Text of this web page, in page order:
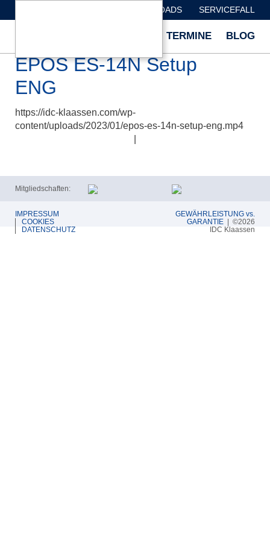
DOWNLOADS SERVICEFALL
TERMINE BLOG
EPOS ES-14N Setup
ENG
https://idc-klaassen.com/wp-
content/uploads/2023/01/epos-es-14n-setup-eng.mp4
Mitgliedschaften:
IMPRESSUM
COOKIES
DATENSCHUTZ
GEWÄHRLEISTUNG vs.
GARANTIE | ©2026
IDC Klaassen